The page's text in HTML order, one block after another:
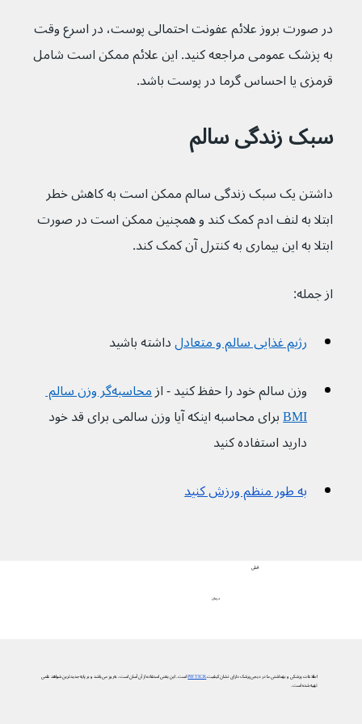
در صورت بروز علائم عفونت احتمالی پوست، در اسرع وقت
به پزشک عمومی مراجعه کنید. این علائم ممکن است شامل
قرمزی یا احساس گرما در پوست باشد.
سبک زندگی سالم
داشتن یک سبک زندگی سالم ممکن است به کاهش خطر
ابتلا به لنف ادم کمک کند و همچنین ممکن است در صورت
ابتلا به این بیماری به کنترل آن کمک کند.
از جمله:
رژیم غذایی سالم و متعادلداشته باشید
وزن سالم خود را حفظ کنید - از
محاسبه‌گر وزن سالم
BMI برای محاسبه اینکه آیا وزن سالمی برای قد خود
دارید استفاده کنید
به طور منظم ورزش کنید
درمان
قبلی
اطلاعات پزشکی و بهداشتی ما در دیجی‌پزشک دارای نشان کیفیتPIF TICKاست. این یعنی استفاده از آن آسان است، به‌روز می‌باشد و بر پایه جدیدترین شواهد علمی
تهیه شده است.